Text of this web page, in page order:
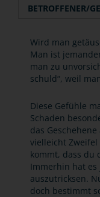
BETROFFENER/
Wird man
Man ist
man zu
schuld“, weil
Diese Gefühle
Schaden
das
vielleicht
kommt, dass du
Immerhin hat es
auszutricksen.
doch bestimmt